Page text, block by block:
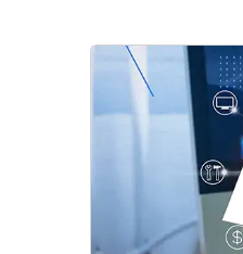
Instalação